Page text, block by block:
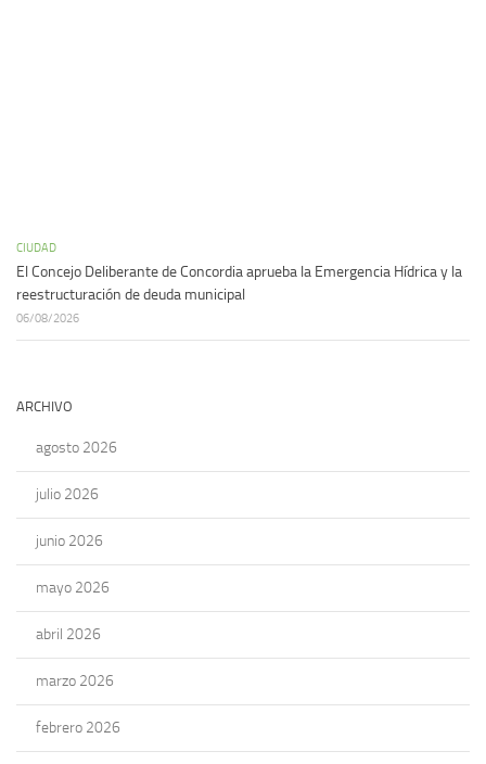
CIUDAD
El Concejo Deliberante de Concordia aprueba la Emergencia Hídrica y la
reestructuración de deuda municipal
06/08/2026
ARCHIVO
agosto 2026
julio 2026
junio 2026
mayo 2026
abril 2026
marzo 2026
febrero 2026